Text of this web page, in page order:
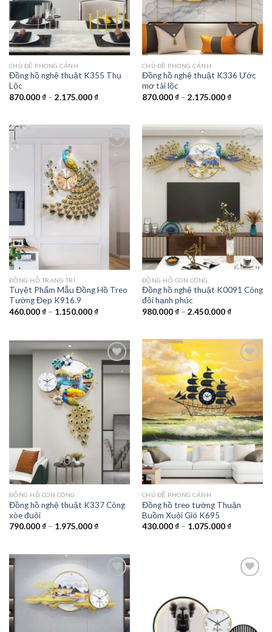
CHỦ ĐỀ PHONG CẢNH
Đồng hồ nghệ thuật K355 Thụ
Lộc
870.000₫ – 2.175.000₫Khoảng
đến
2.175.000 ₫
CHỦ ĐỀ PHONG CẢNH
Đồng hồ nghệ thuật K336 Ước
mơ tài lộc
870.000₫ – 2.175.000₫Khoảng
đến
2.175.000
ĐỒNG HỒ TRANG TRÍ
Tuyệt Phẩm Mẫu Đồng Hồ Treo
Tường Đẹp K916.9
460.000₫ – 1.150.000₫Khoảng
đến
1.150.000 ₫
Add to
wishlist
ĐỒNG HỒ CON CÔNG
Đồng hồ nghệ thuật K0091 Công
đôi hạnh phúc
980.000₫ – 2.450.000₫Khoảng
đến
2.450.000
ĐỒNG HỒ CON CÔNG
Đồng hồ nghệ thuật K337 Công
xòe đuôi
790.000₫ – 1.975.000₫Khoảng
đến
1.975.000 ₫
Add to
wishlist
CHỦ ĐỀ PHONG CẢNH
Đồng hồ treo tường Thuận
Buồm Xuôi Gió K695
430.000₫ – 1.075.000₫Khoảng
đến
1.075.000
Add to
wishlist